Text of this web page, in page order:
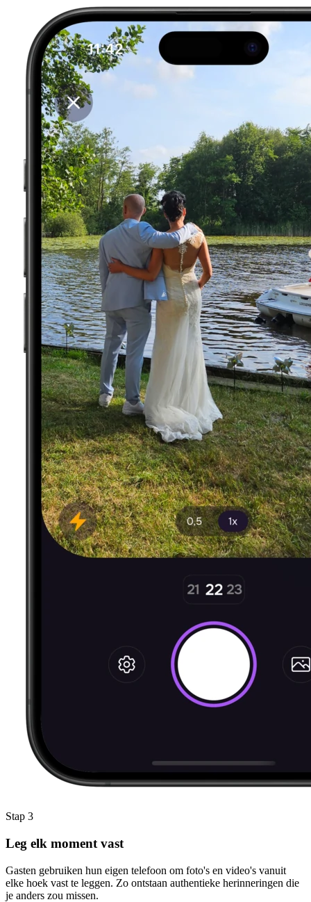
Stap 3
Leg elk moment vast
Gasten gebruiken hun eigen telefoon om foto's en video's vanuit
elke hoek vast te leggen. Zo ontstaan authentieke herinneringen die
je anders zou missen.